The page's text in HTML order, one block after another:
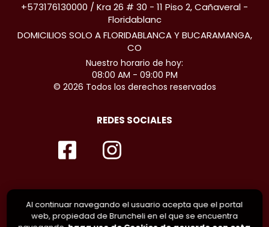
+573176130000 / Kra 26 # 30 - 11 Piso 2, Cañaveral -
Floridablanc
DOMICILIOS SOLO A FLORIDABLANCA Y BUCARAMANGA,
CO
Nuestro horario de hoy:
08:00 AM - 09:00 PM
© 2026 Todos los derechos reservados
REDES SOCIALES
Al continuar navegando el usuario acepta que el portal
web, propiedad de Bruncheli en el que se encuentra